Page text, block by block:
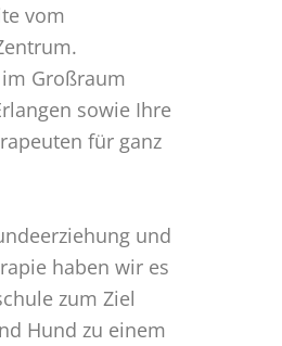
vom
Großraum
sowie Ihre
für ganz
und
haben wir es
zum Ziel
Hund zu einem